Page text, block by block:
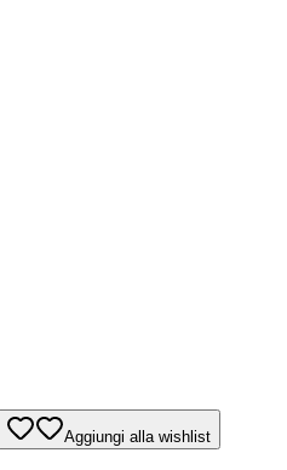
Aggiungi alla wishlist